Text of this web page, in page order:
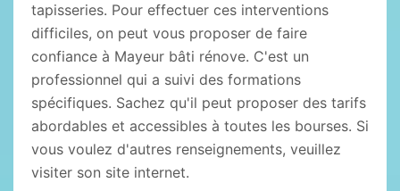
tapisseries. Pour effectuer ces interventions
difficiles, on peut vous proposer de faire
confiance à Mayeur bâti rénove. C'est un
professionnel qui a suivi des formations
spécifiques. Sachez qu'il peut proposer des tarifs
abordables et accessibles à toutes les bourses. Si
vous voulez d'autres renseignements, veuillez
visiter son site internet.